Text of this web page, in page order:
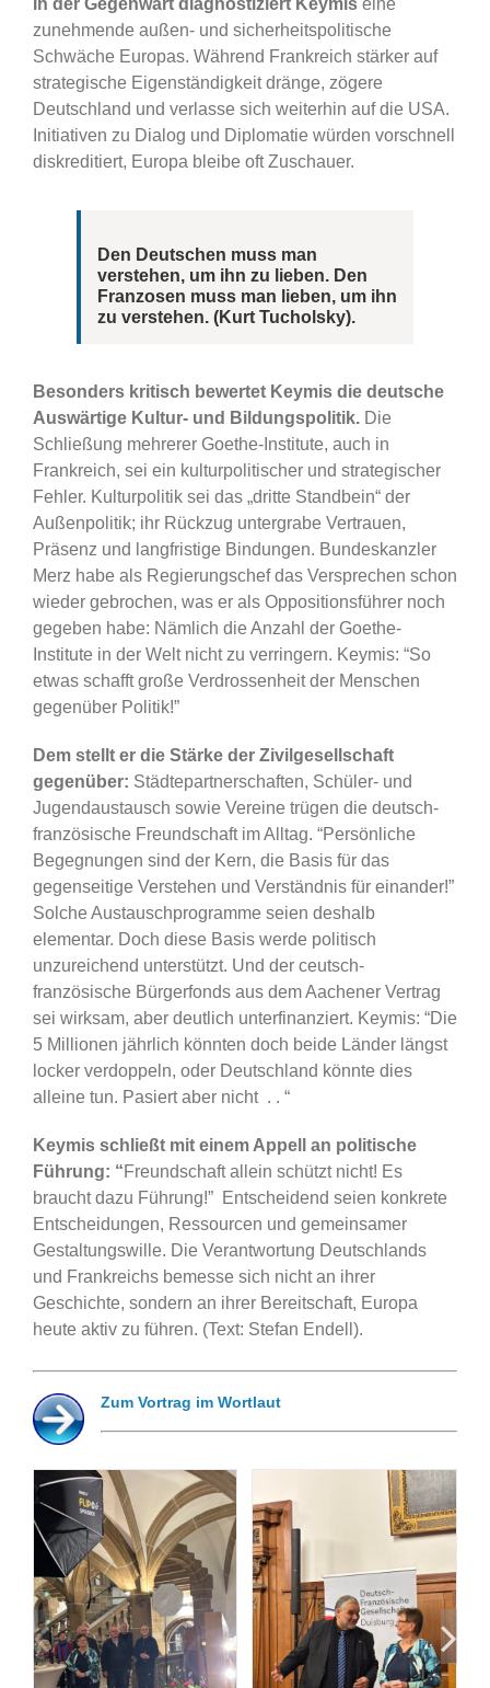
zunehmende außen- und sicherheitspolitische
Schwäche Europas. Während Frankreich stärker auf
strategische Eigenständigkeit dränge, zögere
Deutschland und verlasse sich weiterhin auf die USA.
Initiativen zu Dialog und Diplomatie würden vorschnell
diskreditiert, Europa bleibe oft Zuschauer.
Den Deutschen muss man
verstehen, um ihn zu lieben. Den
Franzosen muss man lieben, um ihn
zu verstehen.(Kurt Tucholsky).
Besonders kritisch bewertet Keymis die deutsche
Auswärtige Kultur- und Bildungspolitik.Die
Schließung mehrerer Goethe-Institute, auch in
Frankreich, sei ein kulturpolitischer und strategischer
Fehler. Kulturpolitik sei das „dritte Standbein“ der
Außenpolitik; ihr Rückzug untergrabe Vertrauen,
Präsenz und langfristige Bindungen. Bundeskanzler
Merz habe als Regierungschef das Versprechen schon
wieder gebrochen, was er als Oppositionsführer noch
gegeben habe: Nämlich die Anzahl der Goethe-
Institute in der Welt nicht zu verringern. Keymis: “So
etwas schafft große Verdrossenheit der Menschen
gegenüber Politik!”
Dem stellt er die Stärke der Zivilgesellschaft
gegenüber: Städtepartnerschaften, Schüler- und
Jugendaustausch sowie Vereine trügen die deutsch-
französische Freundschaft im Alltag. “Persönliche
Begegnungen sind der Kern, die Basis für das
gegenseitige Verstehen und Verständnis für einander!”
Solche Austauschprogramme seien deshalb
elementar. Doch diese Basis werde politisch
unzureichend unterstützt. Und der ceutsch-
französische Bürgerfonds aus dem Aachener Vertrag
sei wirksam, aber deutlich unterfinanziert. Keymis: “Die
5 Millionen jährlich könnten doch beide Länder längst
locker verdoppeln, oder Deutschland könnte dies
alleine tun. Pasiert aber nicht . . “
Keymis schließt mit einem Appell an politische
Führung: “Freundschaft allein schützt nicht! Es
braucht dazu Führung!” Entscheidend seien konkrete
Entscheidungen, Ressourcen und gemeinsamer
Gestaltungswille. Die Verantwortung Deutschlands
und Frankreichs bemesse sich nicht an ihrer
Geschichte, sondern an ihrer Bereitschaft, Europa
heute aktiv zu führen. (Text: Stefan Endell).
Zum Vortrag im Wortlaut